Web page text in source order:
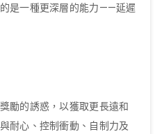
是一種更深層的能力——延遲
勵的誘惑，以獲取更長遠和
耐心、控制衝動、自制力及